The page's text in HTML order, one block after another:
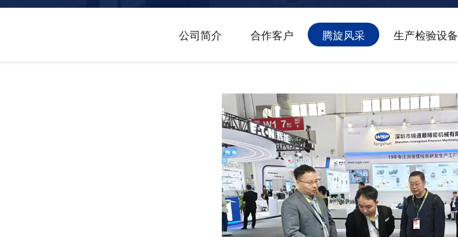
属具旋转接头
公司简介 合作客户 腾旋风采 生产检验设备